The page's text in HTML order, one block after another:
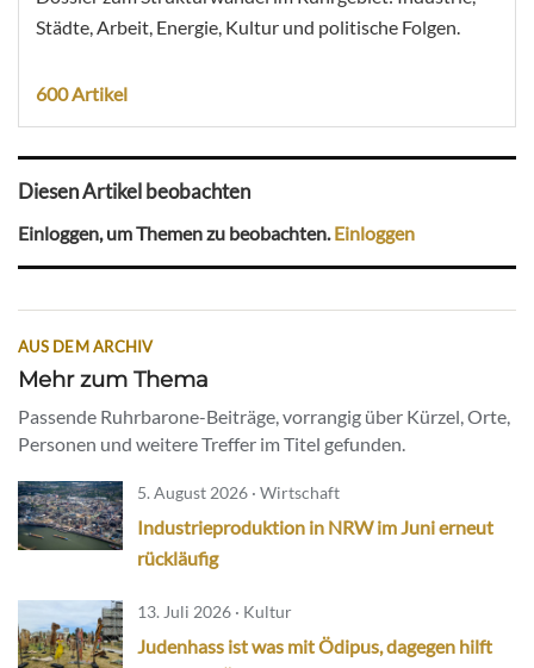
Städte, Arbeit, Energie, Kultur und politische Folgen.
600 Artikel
Diesen Artikel beobachten
Einloggen, um Themen zu beobachten.Einloggen
AUS DEM ARCHIV
Mehr zum Thema
Passende Ruhrbarone-Beiträge, vorrangig über Kürzel, Orte,
Personen und weitere Treffer im Titel gefunden.
5. August 2026 · Wirtschaft
Industrieproduktion in NRW im Juni erneut
rückläufig
13. Juli 2026 · Kultur
Judenhass ist was mit Ödipus, dagegen hilft